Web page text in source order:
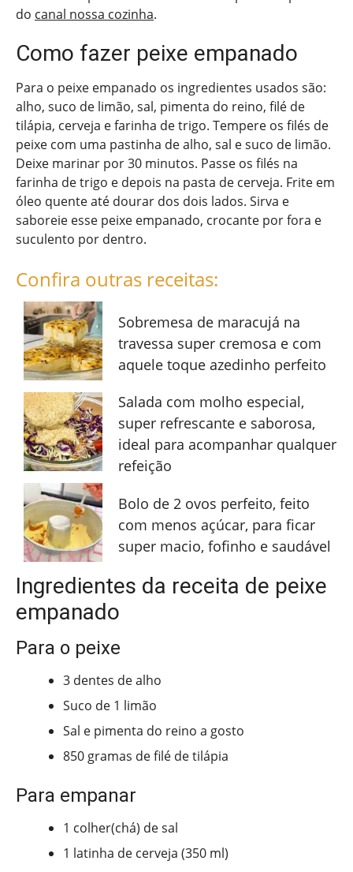
do canal nossa cozinha.
Como fazer peixe empanado
Para o peixe empanado os ingredientes usados são:
alho, suco de limão, sal, pimenta do reino, filé de
tilápia, cerveja e farinha de trigo. Tempere os filés de
peixe com uma pastinha de alho, sal e suco de limão.
Deixe marinar por 30 minutos. Passe os filés na
farinha de trigo e depois na pasta de cerveja. Frite em
óleo quente até dourar dos dois lados. Sirva e
saboreie esse peixe empanado, crocante por fora e
suculento por dentro.
Confira outras receitas:
Sobremesa de maracujá na
travessa super cremosa e com
aquele toque azedinho perfeito
Salada com molho especial,
super refrescante e saborosa,
ideal para acompanhar qualquer
refeição
Bolo de 2 ovos perfeito, feito
com menos açúcar, para ficar
super macio, fofinho e saudável
Ingredientes da receita de peixe
empanado
Para o peixe
3 dentes de alho
Suco de 1 limão
Sal e pimenta do reino a gosto
850 gramas de filé de tilápia
Para empanar
1 colher(chá) de sal
1 latinha de cerveja (350 ml)